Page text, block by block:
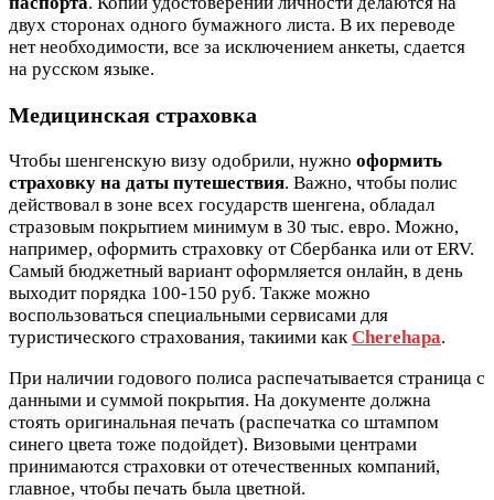
двух сторонах одного бумажного листа. В их переводе
нет необходимости, все за исключением анкеты, сдается
на русском языке.
Медицинская страховка
Чтобы шенгенскую визу одобрили, нужно оформить
страховку на даты путешествия. Важно, чтобы полис
действовал в зоне всех государств шенгена, обладал
стразовым покрытием минимум в 30 тыс. евро. Можно,
например, оформить страховку от Сбербанка или от ERV.
Самый бюджетный вариант оформляется онлайн, в день
выходит порядка 100-150 руб. Также можно
воспользоваться специальными сервисами для
туристического страхования, такиими как Cherehapa.
При наличии годового полиса распечатывается страница с
данными и суммой покрытия. На документе должна
стоять оригинальная печать (распечатка со штампом
синего цвета тоже подойдет). Визовыми центрами
принимаются страховки от отечественных компаний,
главное, чтобы печать была цветной.